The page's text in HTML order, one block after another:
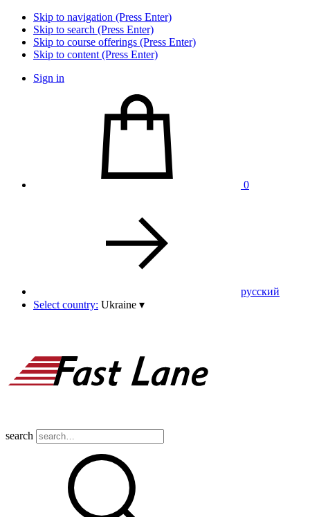
Skip to navigation (Press Enter)
Skip to search (Press Enter)
Skip to course offerings (Press Enter)
Skip to content (Press Enter)
Sign in
0
pусский
Select country: Ukraine ▾
search